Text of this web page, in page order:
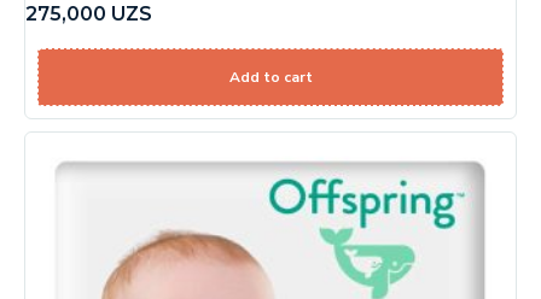
275,000 UZS
Add to cart